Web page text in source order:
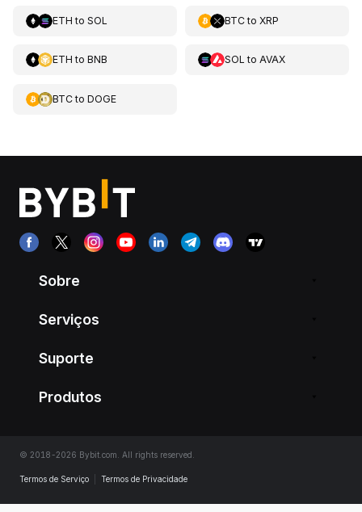
ETH to SOL BTCto XRP
ETH to BNB SOL to AVAX
BTCto DOGE
Sobre
Serviços
Suporte
Produtos
© 2018-2026 Bybit.com. All rights reserved.
Termos de Serviço Termos de Privacidade